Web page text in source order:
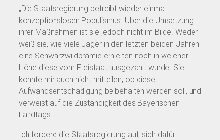
„Die Staatsregierung betreibt wieder einmal
konzeptionslosen Populismus. Über die Umsetzung
ihrer Maßnahmen ist sie jedoch nicht im Bilde. Weder
weiß sie, wie viele Jäger in den letzten beiden Jahren
eine Schwarzwildprämie erhielten noch in welcher
Höhe diese vom Freistaat ausgezahlt wurde. Sie
konnte mir auch nicht mitteilen, ob diese
Aufwandsentschädigung beibehalten werden soll, und
verweist auf die Zuständigkeit des Bayerischen
Landtags.
Ich fordere die Staatsregierung auf, sich dafür